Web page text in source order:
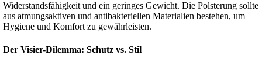
Widerstandsfähigkeit und ein geringes Gewicht. Die Polsterung sollte
aus atmungsaktiven und antibakteriellen Materialien bestehen, um
Hygiene und Komfort zu gewährleisten.
Der Visier-Dilemma: Schutz vs. Stil